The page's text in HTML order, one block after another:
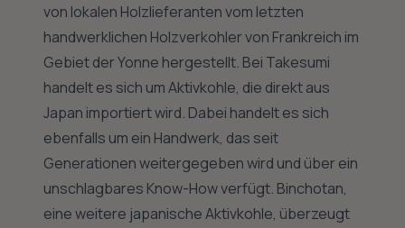
von lokalen Holzlieferanten vom letzten
handwerklichen Holzverkohler von Frankreich im
Gebiet der Yonne hergestellt. Bei Takesumi
handelt es sich um Aktivkohle, die direkt aus
Japan importiert wird. Dabei handelt es sich
ebenfalls um ein Handwerk, das seit
Generationen weitergegeben wird und über ein
unschlagbares Know-How verfügt. Binchotan,
eine weitere japanische Aktivkohle, überzeugt